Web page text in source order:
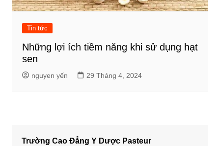
Tin tức
Những lợi ích tiềm năng khi sử dụng hạt
sen
nguyen yến 29 Tháng 4, 2024
Trường Cao Đẳng Y Dược Pasteur